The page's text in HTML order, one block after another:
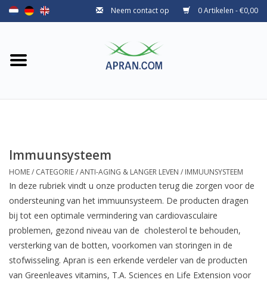
Neem contact op 0 Artikelen - €0,00
Home
Immuunsysteem
HOME/ CATEGORIE/ANTI-AGING & LANGER LEVEN / IMMUUNSYSTEEM
In deze rubriek vindt u onze producten terug die zorgen voor de
ondersteuning van het immuunsysteem. De producten dragen
bij tot een optimale vermindering van cardiovasculaire
problemen, gezond niveau van de cholesterol te behouden,
versterking van de botten, voorkomen van storingen in de
stofwisseling. Apran is een erkende verdeler van de producten
van Greenleaves vitamins, T.A. Sciences en Life Extension voor